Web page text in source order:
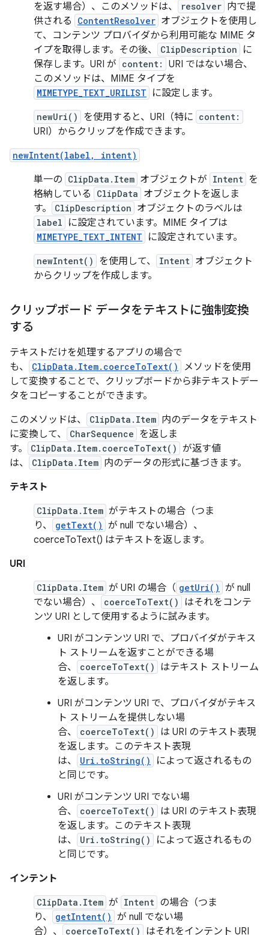
を返す場合）、このメソッドは、 resolver 内で提
供される
ContentResolver オブジェクトを使用し
て、コンテンツ プロバイダから利用可能な MIME タ
イプを取得します。その後、
ClipDescription
に
保存します。URI が content:
URI ではない場合、
このメソッドは、MIME タイプを
MIMETYPE_TEXT_URILIST に設定します。
newUri() を使用すると、URI（特に content:
URI）からクリップを作成できます。
newIntent(label, intent)
単一の ClipData.Item オブジェクトが Intent を
格納している
ClipData オブジェクトを返しま
す。
ClipDescription オブジェクトのラベルは
label に設定されています。MIME タイプは
MIMETYPE_TEXT_INTENT に設定されています。
newIntent() を使用して、 Intent オブジェクト
からクリップを作成します。
クリップボード データをテキストに強制変換
する
テキストだけを処理するアプリの場合で
も、
ClipData.Item.coerceToText()
メソッドを使用
して変換することで、クリップボードから非テキストデー
タをコピーすることができます。
このメソッドは、
ClipData.Item 内のデータをテキスト
に変換して、
CharSequence を返しま
す。
ClipData.Item.coerceToText() が返す値
は、
ClipData.Item 内のデータの形式に基づきます。
テキスト
ClipData.Item がテキストの場合（つま
り、
getText() が null でない場合）、
coerceToText() はテキストを返します。
URI
ClipData.Item が URI の場合（ getUri() が null
でない場合）、
coerceToText()
はそれをコンテ
ンツ URI として使用するように試みます。
URI がコンテンツ URI で、プロバイダがテキス
ト ストリームを返すことができる場
合、
coerceToText()
はテキスト ストリーム
を返します。
URI がコンテンツ URI で、プロバイダがテキス
ト ストリームを提供しない場
合、
coerceToText()
は URI のテキスト表現
を返します。このテキスト表現
は、
Uri.toString()
によって返されるもの
と同じです。
URI がコンテンツ URI でない場
合、
coerceToText()
は URI のテキスト表現
を返します。このテキスト表現
は、
Uri.toString()
によって返されるもの
と同じです。
インテント
ClipData.Item が Intent の場合（つま
り、
getIntent() が null でない場
合）、
coerceToText() はそれをインテント URI